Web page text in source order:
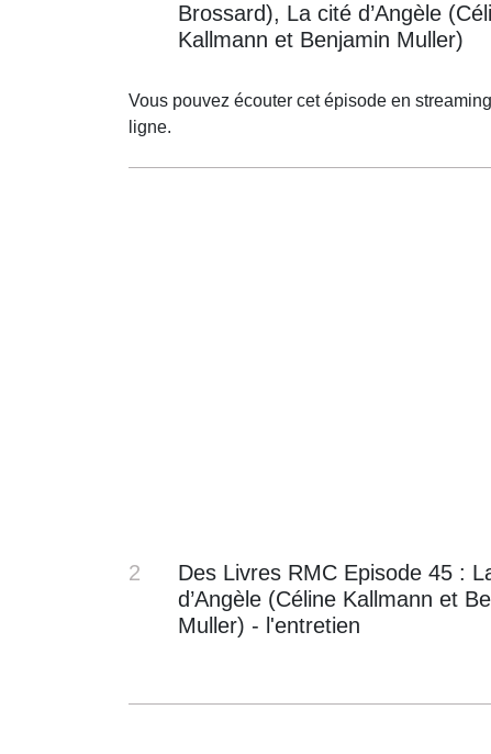
Brossard), La cité d’Angèle
Kallmann et Benjamin Muller)
Vous pouvez écouter cet épisode en
ligne.
2
Des Livres RMC Episode 45 :
d’Angèle (Céline Kallmann et
Muller) - l'entretien